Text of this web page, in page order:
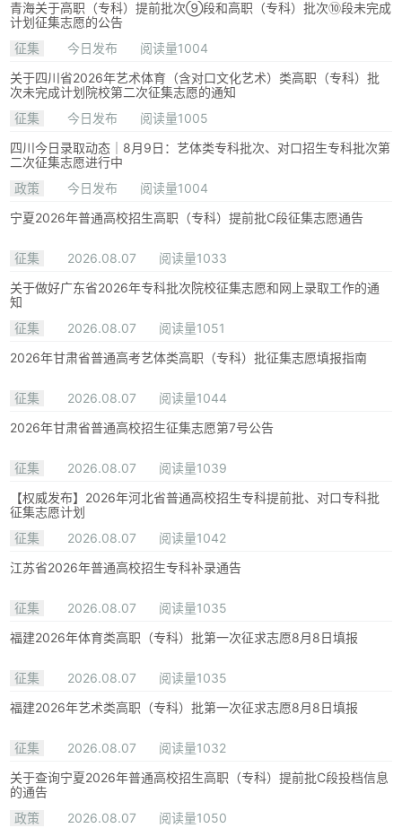
青海关于高职（专科）提前批次⑨段和高职（专科）批次⑩段未完成
计划征集志愿的公告
征集
今日发布
阅读量1004
关于四川省2026年艺术体育（含对口文化艺术）类高职（专科）批
次未完成计划院校第二次征集志愿的通知
征集
今日发布
阅读量1005
四川今日录取动态｜8月9日：艺体类专科批次、对口招生专科批次第
二次征集志愿进行中
政策
今日发布
阅读量1004
宁夏2026年普通高校招生高职（专科）提前批C段征集志愿通告
征集 2026.08.07
阅读量1033
关于做好广东省2026年专科批次院校征集志愿和网上录取工作的通
知
征集
2026.08.07
阅读量1051
2026年甘肃省普通高考艺体类高职（专科）批征集志愿填报指南
征集 2026.08.07
阅读量1044
2026年甘肃省普通高校招生征集志愿第7号公告
征集 2026.08.07
阅读量1039
【权威发布】2026年河北省普通高校招生专科提前批、对口专科批
征集志愿计划
征集
2026.08.07
阅读量1042
江苏省2026年普通高校招生专科补录通告
征集 2026.08.07
阅读量1035
福建2026年体育类高职（专科）批第一次征求志愿8月8日填报
征集 2026.08.07
阅读量1035
福建2026年艺术类高职（专科）批第一次征求志愿8月8日填报
征集 2026.08.07
阅读量1032
关于查询宁夏2026年普通高校招生高职（专科）提前批C段投档信息
的通告
政策
2026.08.07
阅读量1050